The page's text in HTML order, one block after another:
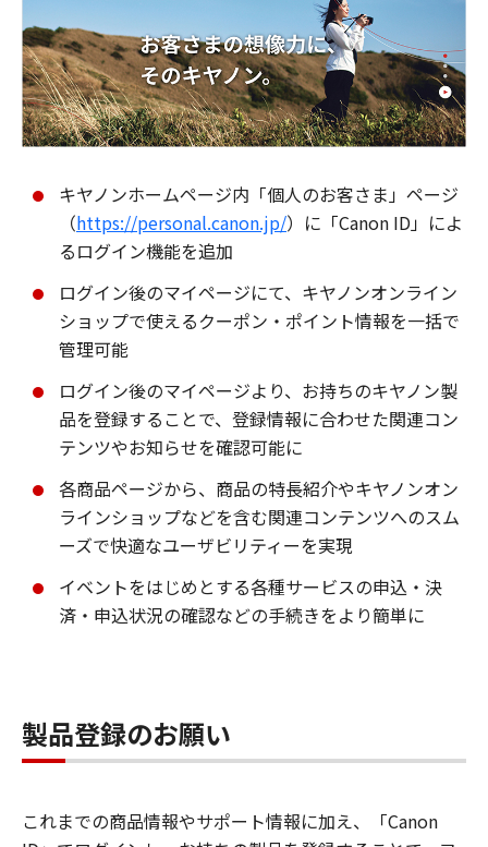
キヤノンホームページ内「個人のお客さま」ページ
（https://personal.canon.jp/）に「Canon ID」によ
るログイン機能を追加
ログイン後のマイページにて、キヤノンオンライン
ショップで使えるクーポン・ポイント情報を一括で
管理可能
ログイン後のマイページより、お持ちのキヤノン製
品を登録することで、登録情報に合わせた関連コン
テンツやお知らせを確認可能に
各商品ページから、商品の特長紹介やキヤノンオン
ラインショップなどを含む関連コンテンツへのスム
ーズで快適なユーザビリティーを実現
イベントをはじめとする各種サービスの申込・決
済・申込状況の確認などの手続きをより簡単に
製品登録のお願い
これまでの商品情報やサポート情報に加え、「Canon